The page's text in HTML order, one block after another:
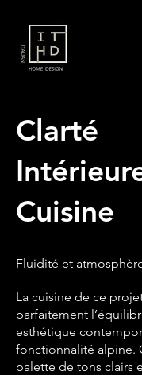
Clarté
Cuisine
Fluidité et
La cuisine de ce
parfaitement
esthétique
fonctionnalité alpine.
palette de tons clairs